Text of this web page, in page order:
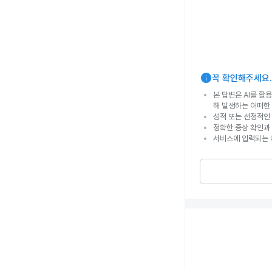
info꼭 확인해주세요.
본 답변은 AI를 활
해 발생하는 어떠
성적 또는 선정적
정확한 증상 확인
서비스에 입력되